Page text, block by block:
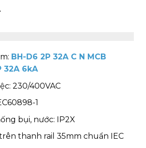
BH-D6 2P 32A C N MCB
32A 6kA
230/400VAC
1
bụi, nước: IP2X
thanh rail 35mm chuẩn IEC